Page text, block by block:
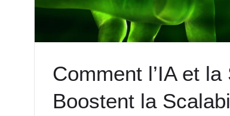
Comment l’IA et
Boostent la